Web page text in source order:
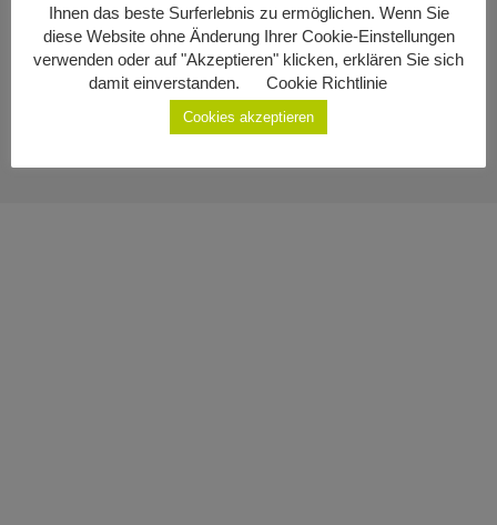
Geburten
Staatsbürgerschaft
Impressum
Datenschutzerklärung
Ihnen das beste Surferlebnis zu ermöglichen. Wenn Sie
diese Website ohne Änderung Ihrer Cookie-Einstellungen
verwenden oder auf "Akzeptieren" klicken, erklären Sie sich
damit einverstanden.
Cookie Richtlinie
Cookies akzeptieren